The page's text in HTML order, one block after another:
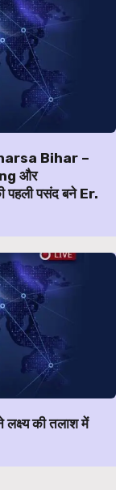
Bihar –
और
पसंद बने Er.
लक्ष्य की तलाश में